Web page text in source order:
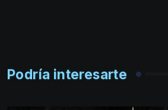
Podría interesarte